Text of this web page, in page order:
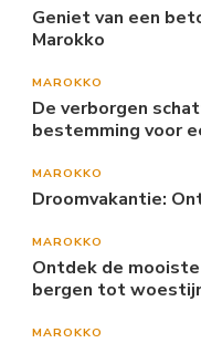
Geniet van een
Marokko
MAROKKO
De verborgen
bestemming voor
MAROKKO
Droomvakantie:
MAROKKO
Ontdek de
bergen tot
MAROKKO